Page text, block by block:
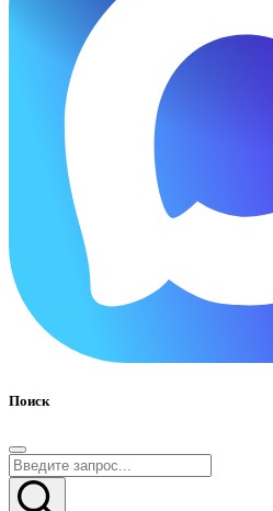
Поиск